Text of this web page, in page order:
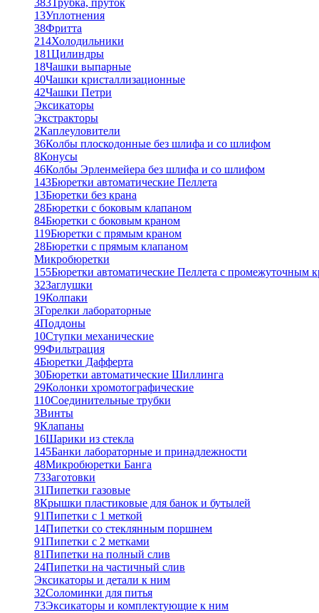
383Трубка, пруток
13Уплотнения
38Фритта
214Холодильники
181Цилиндры
18Чашки выпарные
40Чашки кристаллизационные
42Чашки Петри
Эксикаторы
Экстракторы
2Каплеуловители
36Колбы плоскодонные без шлифа и со шлифом
8Конусы
46Колбы Эрленмейера без шлифа и со шлифом
143Бюретки автоматические Пеллета
13Бюретки без крана
28Бюретки с боковым клапаном
84Бюретки с боковым краном
119Бюретки с прямым краном
28Бюретки с прямым клапаном
Микробюретки
155Бюретки автоматические Пеллета с промежуточным
32Заглушки
19Колпаки
3Горелки лабораторные
4Поддоны
10Ступки механические
99Фильтрация
4Бюретки Дафферта
30Бюретки автоматические Шиллинга
29Колонки хромотографические
110Соединительные трубки
3Винты
9Клапаны
16Шарики из стекла
145Банки лабораторные и принадлежности
48Микробюретки Банга
73Заготовки
31Пипетки газовые
8Крышки пластиковые для банок и бутылей
91Пипетки с 1 меткой
14Пипетки со стеклянным поршнем
91Пипетки с 2 метками
81Пипетки на полный слив
24Пипетки на частичный слив
Эксикаторы и детали к ним
32Соломинки для питья
73Эксикаторы и комплектующие к ним